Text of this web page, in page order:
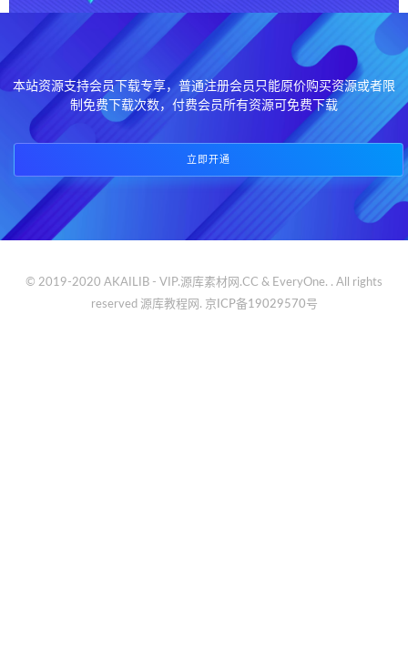
本站资源支持会员下载专享，普通注册会员只能原价购买资源或者限
制免费下载次数，付费会员所有资源可免费下载
立即开通
© 2019-2020 AKAILIB - VIP.源库素材网.CC & EveryOne. . All rights
reserved 源库教程网. 京ICP备19029570号